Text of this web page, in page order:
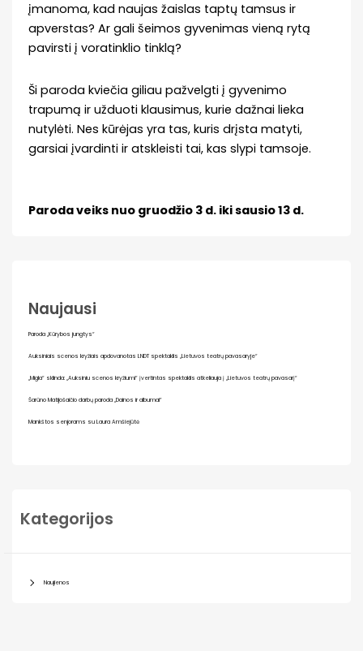
įmanoma, kad naujas žaislas taptų tamsus ir
apverstas? Ar gali šeimos gyvenimas vieną rytą
pavirsti į voratinklio tinklą?
Ši paroda kviečia giliau pažvelgti į gyvenimo
trapumą ir užduoti klausimus, kurie dažnai lieka
nutylėti. Nes kūrėjas yra tas, kuris drįsta matyti,
garsiai įvardinti ir atskleisti tai, kas slypi tamsoje.
Paroda veiks nuo gruodžio 3 d. iki sausio 13 d.
Naujausi
Paroda „Kūrybos jungtys“
Auksiniais scenos kryžiais apdovanotas LNDT spektaklis „Lietuvos teatrų pavasaryje“
„Migla“ sklinda: „Auksiniu scenos kryžiumi“ įvertintas spektaklis atkeliauja į „Lietuvos teatrų pavasarį“
Šarūno Matijošaičio darbų paroda „Dainos ir albumai“
Mankštos senjorams su Laura Amšiejūtė
Kategorijos
Naujienos